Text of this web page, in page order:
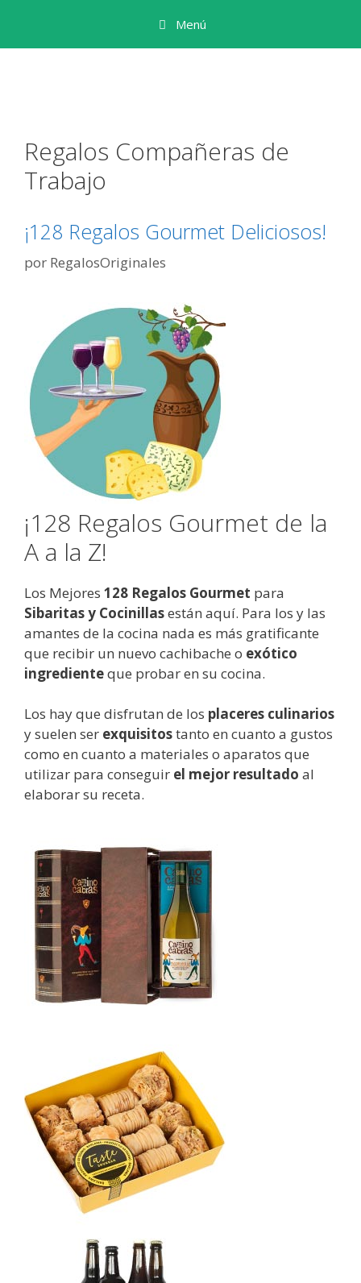
contenido
Menú
Regalos Compañeras de
Trabajo
¡128 Regalos Gourmet Deliciosos!
por RegalosOriginales
¡128 Regalos Gourmet de la
A a la Z!
Los Mejores 128 Regalos Gourmet para
Sibaritas y Cocinillasestán aquí. Para los y las
amantes de la cocina nada es más gratificante
que recibir un nuevo cachibache o exótico
ingredienteque probar en su cocina.
Los hay que disfrutan de los placeres culinarios
y suelen ser exquisitostanto en cuanto a gustos
como en cuanto a materiales o aparatos que
utilizar para conseguir el mejor resultado al
elaborar su receta.